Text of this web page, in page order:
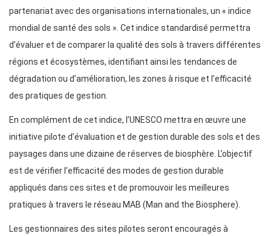
partenariat avec des organisations internationales, un « indice
mondial de santé des sols ». Cet indice standardisé permettra
d’évaluer et de comparer la qualité des sols à travers différentes
régions et écosystèmes, identifiant ainsi les tendances de
dégradation ou d’amélioration, les zones à risque et l’efficacité
des pratiques de gestion.
En complément de cet indice, l’UNESCO mettra en œuvre une
initiative pilote d’évaluation et de gestion durable des sols et des
paysages dans une dizaine de réserves de biosphère. L’objectif
est de vérifier l’efficacité des modes de gestion durable
appliqués dans ces sites et de promouvoir les meilleures
pratiques à travers le réseau MAB (Man and the Biosphere).
Les gestionnaires des sites pilotes seront encouragés à